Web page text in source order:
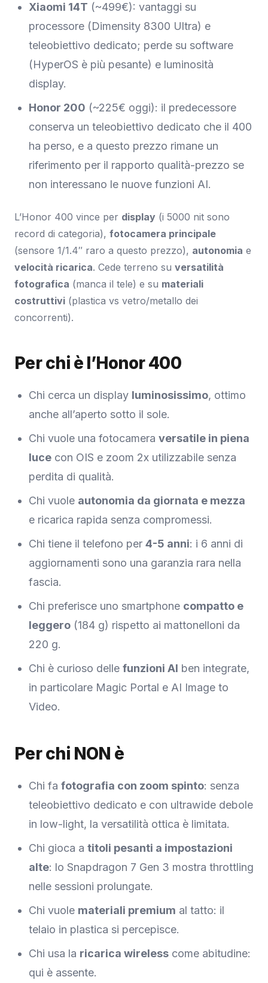
Xiaomi 14T (~499€): vantaggi su
processore (Dimensity 8300 Ultra) e
teleobiettivo dedicato; perde su software
(HyperOS è più pesante) e luminosità
display.
Honor 200 (~225€ oggi): il predecessore
conserva un teleobiettivo dedicato che il 400
ha perso, e a questo prezzo rimane un
riferimento per il rapporto qualità-prezzo se
non interessano le nuove funzioni AI.
L’Honor 400 vince per display (i 5000 nit sono
record di categoria), fotocamera principale
(sensore 1/1.4″ raro a questo prezzo), autonomia e
velocità ricarica. Cede terreno su versatilità
fotografica (manca il tele) e su materiali
costruttivi (plastica vs vetro/metallo dei
concorrenti).
Per chi è l’Honor 400
Chi cerca un display luminosissimo, ottimo
anche all’aperto sotto il sole.
Chi vuole una fotocamera versatile in piena
luce con OIS e zoom 2x utilizzabile senza
perdita di qualità.
Chi vuole autonomia da giornata e mezza
e ricarica rapida senza compromessi.
Chi tiene il telefono per 4-5 anni: i 6 anni di
aggiornamenti sono una garanzia rara nella
fascia.
Chi preferisce uno smartphone compatto e
leggero (184 g) rispetto ai mattonelloni da
220 g.
Chi è curioso delle funzioni AI ben integrate,
in particolare Magic Portal e AI Image to
Video.
Per chi NON è
Chi fa fotografia con zoom spinto: senza
teleobiettivo dedicato e con ultrawide debole
in low-light, la versatilità ottica è limitata.
Chi gioca a titoli pesanti a impostazioni
alte: lo Snapdragon 7 Gen 3 mostra throttling
nelle sessioni prolungate.
Chi vuole materiali premium al tatto: il
telaio in plastica si percepisce.
Chi usa la ricarica wireless come abitudine:
qui è assente.